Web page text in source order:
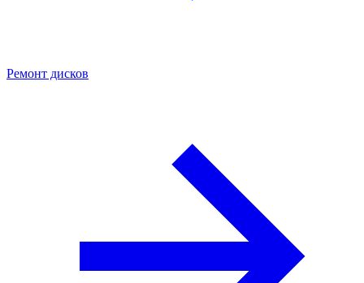
Ремонт дисков